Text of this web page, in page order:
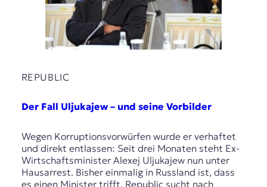
REPUBLIC
Der Fall Uljukajew – und seine Vorbilder
Wegen Korruptionsvorwürfen wurde er verhaftet
und direkt entlassen: Seit drei Monaten steht Ex-
Wirtschaftsminister Alexej Uljukajew nun unter
Hausarrest. Bisher einmalig in Russland ist, dass
es einen Minister trifft. Republic sucht nach